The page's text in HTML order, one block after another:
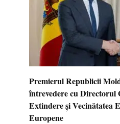
Premierul Republicii
întrevedere cu Directorul
Extindere și Vecinătatea
Europene